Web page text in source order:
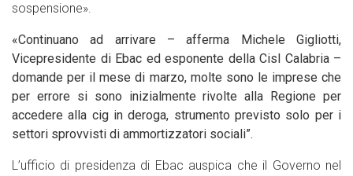
sospensione».
«Continuano ad arrivare – afferma Michele Gigliotti,
Vicepresidente di Ebac ed esponente della Cisl Calabria –
domande per il mese di marzo, molte sono le imprese che
per errore si sono inizialmente rivolte alla Regione per
accedere alla cig in deroga, strumento previsto solo per i
settori sprovvisti di ammortizzatori sociali”.
L’ufficio di presidenza di Ebac auspica che il Governo nel